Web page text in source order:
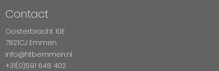
Contact
Oosterbracht 10E
7821CJ Emmen
info@htbemmen.nl
+31(0)591 648 402